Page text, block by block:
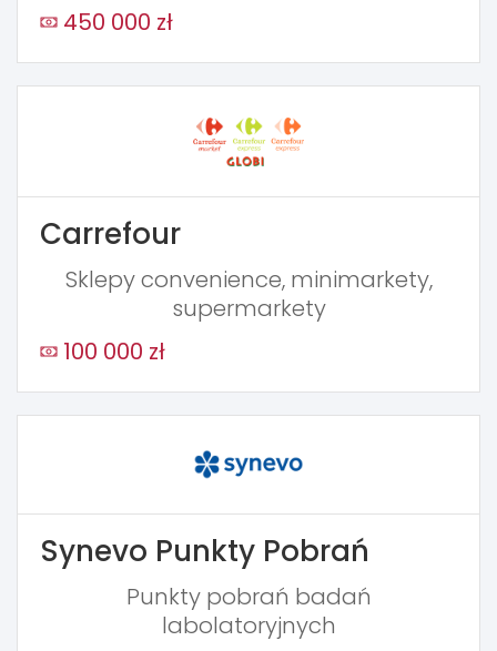
450 000 zł
Carrefour
Sklepy convenience, minimarkety,
supermarkety
100 000 zł
Synevo Punkty Pobrań
Punkty pobrań badań
labolatoryjnych